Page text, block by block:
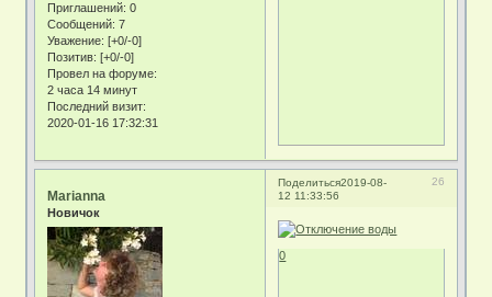
Приглашений: 0
Сообщений: 7
Уважение: [+0/-0]
Позитив: [+0/-0]
Провел на форуме:
2 часа 14 минут
Последний визит:
2020-01-16 17:32:31
Поделиться 26
2019-08-
12 11:33:56
Marianna
Новичок
0